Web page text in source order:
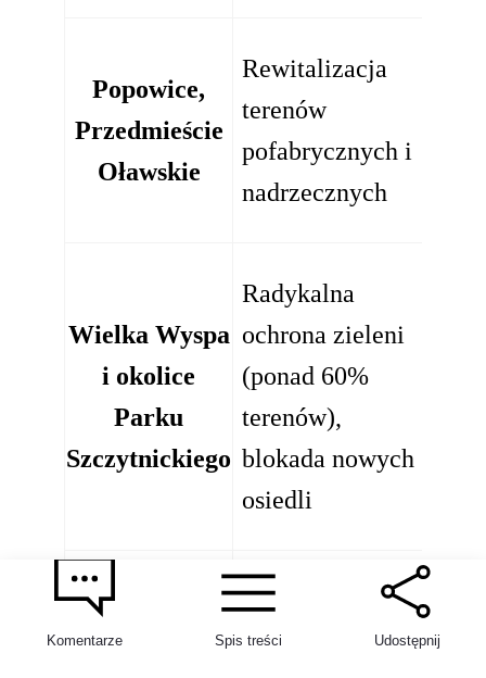
Popowice,
Przedmieście
Oławskie
Rewitalizacja
terenów
pofabrycznych i
nadrzecznych
Wielka Wyspa
i okolice
Parku
Szczytnickiego
Radykalna
ochrona zieleni
(ponad 60%
terenów),
blokada nowych
osiedli
Południe
Krzyków
Brak wolnych
działek i
Komentarze Spis treści Udostępnij